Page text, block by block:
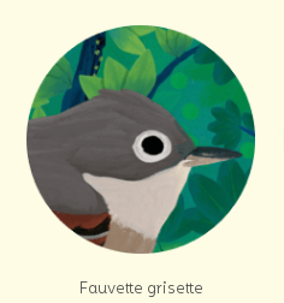
Fauvette grisette